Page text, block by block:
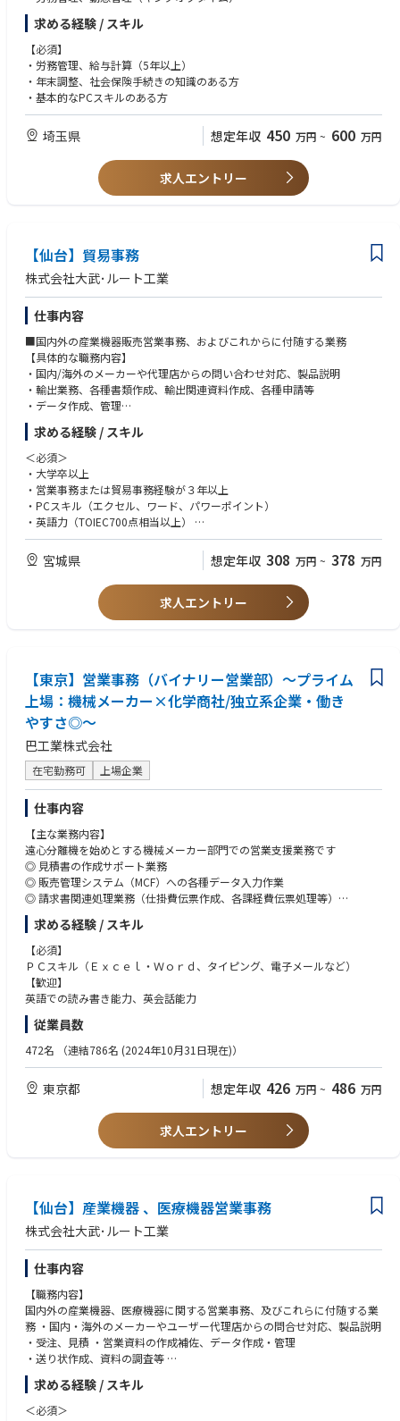
・給与計算チェック（給与計算は社労士事務所に委託）
・３６協定、就業規則変更届等作成（届け出は社労士事務所に委託）
・社会保険手続き対応（届け出は社労士事務所に委託）
（2）庶務業務全般
・備品管理
・来客対応、電話対応
求める経験 / スキル
【必須】
・労務管理、給与計算（5年以上）
・年末調整、社会保険手続きの知識のある方
・基本的なPCスキルのある方
埼玉県 想定年収 450 万円 ~ 600 万円
求人エントリー
【仙台】貿易事務
株式会社大武･ルート工業
仕事内容
■国内外の産業機器販売営業事務、およびこれからに付随する業務
【具体的な職務内容】
・国内/海外のメーカーや代理店からの問い合わせ対応、製品説明
・輸出業務、各種書類作成、輸出関連資料作成、各種申請等
・データ作成、管理
・送り状作成、営業資料の作成補佐、資料の調査等
・展示会準備サポート、その他事務的業務/電話メール対応等
■当社について：
オーダーメイドのトレッドミル（ランニングマシン）並びに自動ねじ供給
機
のトップクラスメーカーです。オーダーメイドトレッドミルの設計から製
などの研究機関で使用されています。経済産業省「元気なモノ作り中小企
業300
社」や2018年「地域未来牽引企業」など受賞も多数。現在は医療福祉分野
（トレーニング機器）に注力しており、トレッドミル（ランニングマシ
ン）やQOMトレーニングマシンの開発にも力を注いでいます。東京大学や
「筋肉を鍛えること」を目的とした従来のウエイトやマシンなどとは違
い、人間の動作の本質を学習させるトレーニングマシンです。体を動かす
ことが出来なかった高齢の方々が再び歩行できるようになったり、小学生
の50m走が数回のトレーニングでタイムが1秒縮まったりした事例も報告
されています。
求める経験 / スキル
＜必須＞
・大学卒以上
・営業事務または貿易事務経験が３年以上
・PCスキル（エクセル、ワード、パワーポイント）
・英語力（TOIEC700点相当以上）
＜歓迎＞
・英語力（TOEIC800点相当以上）
・貿易実務検定B級以上
宮城県 想定年収 308 万円 ~ 378 万円
求人エントリー
【東京】営業事務（バイナリー営業部）～プライム
上場：機械メーカー×化学商社/独立系企業・働き
やすさ◎～
巴工業株式会社
在宅勤務可 上場企業
仕事内容
【主な業務内容】
遠心分離機を始めとする機械メーカー部門での営業支援業務です
◎ 見積書の作成サポート業務
◎ 販売管理システム（MCF）への各種データ入力作業
◎ 請求書関連処理業務（仕掛費伝票作成、各課経費伝票処理等）
◎ 購入仕様書の発行に関する補助業務
◎ 与信管理に関する申請業務
◎ その他、営業部門に関わる各種補助業務
求める経験 / スキル
【必須】
ＰＣスキル（Ｅｘｃｅｌ・Ｗｏｒｄ、タイピング、電子メールなど）
【歓迎】
英語での読み書き能力、英会話能力
従業員数
472名 （連結786名 (2024年10月31日現在)）
東京都 想定年収 426 万円 ~ 486 万円
求人エントリー
【仙台】産業機器 、医療機器営業事務
株式会社大武･ルート工業
仕事内容
【職務内容】
国内外の産業機器、医療機器に関する営業事務、及びこれらに付随する業
務 ・国内・海外のメーカーやユーザー代理店からの問合せ対応、製品説明
・受注、見積 ・営業資料の作成補佐、データ作成・管理
・送り状作成、資料の調査等
・展示会準備サポート、電話・メール対応等
・輸出関連書類の作成、各種申請対応（OJTで対応可）
求める経験 / スキル
＜必須＞